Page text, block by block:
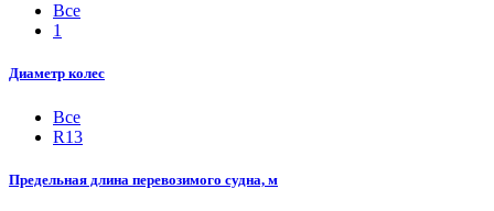
Все
1
Диаметр колес
Все
R13
Предельная длина перевозимого судна, м